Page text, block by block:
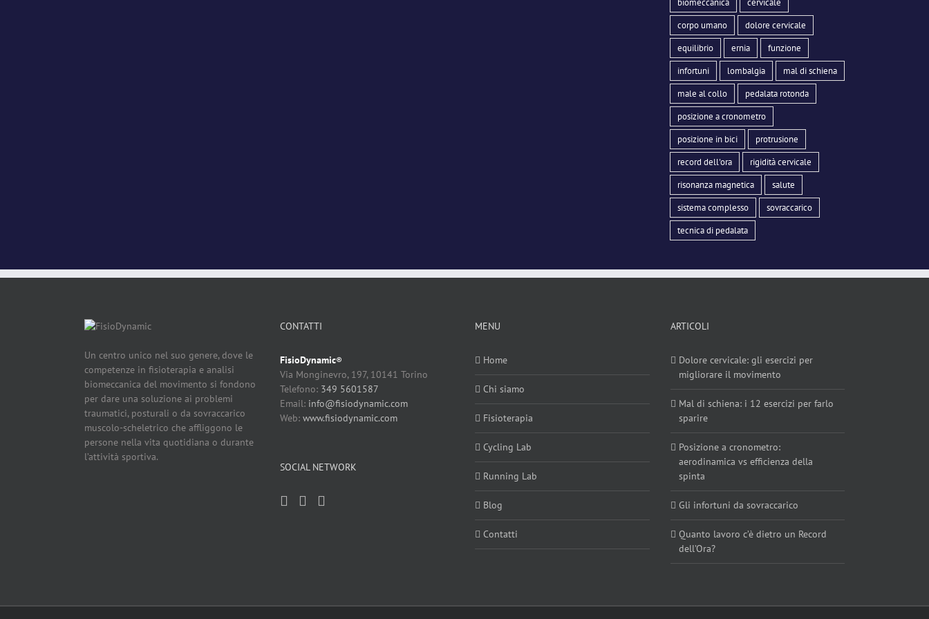
biomeccanica cervicale
corpo umano dolore cervicale
equilibrio ernia funzione
infortuni lombalgia mal di schiena
male al collo pedalata rotonda
posizione a cronometro
posizione in bici protrusione
record dell'ora rigidità cervicale
risonanza magnetica salute
sistema complesso sovraccarico
tecnica di pedalata
Un centro unico nel suo genere, dove le
competenze in fisioterapia e analisi
biomeccanica del movimento si fondono
per dare una soluzione ai problemi
traumatici, posturali o da sovraccarico
muscolo-scheletrico che affliggono le
persone nella vita quotidiana o durante
l’attività sportiva.
CONTATTI
FisioDynamic®
Via Monginevro, 197, 10141 Torino
Telefono: 349 5601587
Email: info@fisiodynamic.com
Web: www.fisiodynamic.com
SOCIAL NETWORK
MENU
Home
Chi siamo
Fisioterapia
Cycling Lab
Running Lab
Blog
Contatti
ARTICOLI
Dolore cervicale: gli esercizi per
migliorare il movimento
Mal di schiena: i 12 esercizi per farlo
sparire
Posizione a cronometro:
aerodinamica vs efficienza della
spinta
Gli infortuni da sovraccarico
Quanto lavoro c’è dietro un Record
dell’Ora?